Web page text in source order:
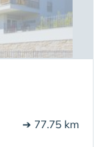
➔ 77.75 km